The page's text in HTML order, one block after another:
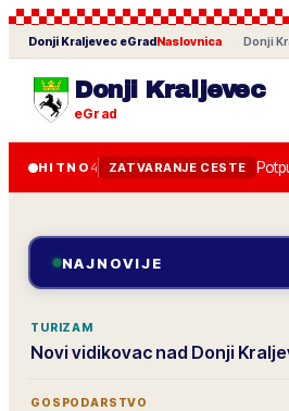
Donji Kraljevec eGradNaslovnica Donji
Donji Kraljevec
eGrad
HITNO 4 ZATVARANJE CESTE
NAJNOVIJE
TURIZAM
Novi vidikovac nad Donji
GOSPODARSTVO